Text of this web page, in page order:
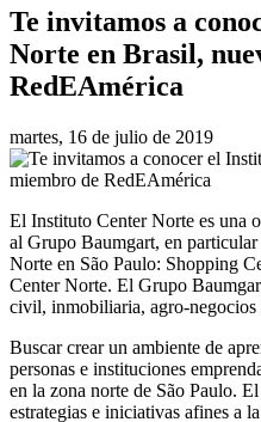
Te invitamos a
Norte en Brasil,
RedEAmérica
martes, 16 de julio de 2019
El Instituto Center Norte es una
al Grupo Baumgart, en
Norte en São Paulo: Shopping
Center Norte. El Grupo
civil, inmobiliaria, agro-negocios
Buscar crear un ambiente de
personas e instituciones
en la zona norte de São Paulo.
estrategias e iniciativas afines a